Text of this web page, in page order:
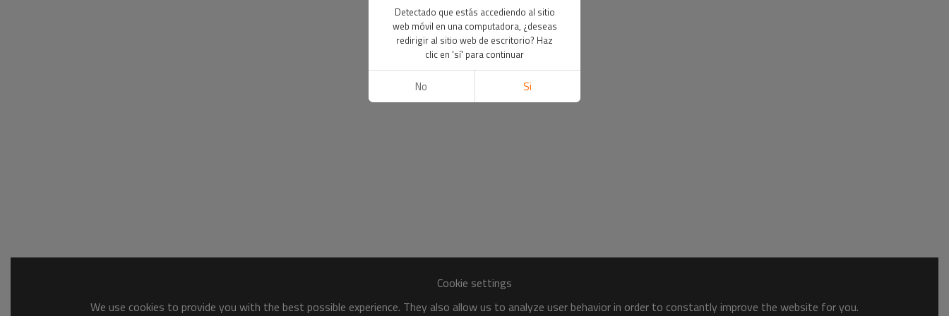
Cookie settings
We use cookies to provide you with the best possible experience. They also allow us to analyze user behavior in order to constantly improve the website for you.
Detectado que estás accediendo al sitio
web móvil en una computadora, ¿deseas
redirigir al sitio web de escritorio? Haz
clic en 'sí' para continuar
No Si